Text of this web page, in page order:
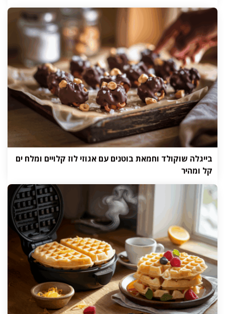
בייגלה שוקולד וחמאת בוטנים עם אגוזי לוז קלויים ומלח ים
קל ומהיר